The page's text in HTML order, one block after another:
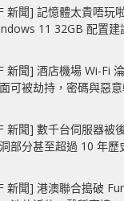
新聞] 記憶體太貴唔
11 32GB 配置建
新聞] 酒店機場 Wi-Fi
可被劫持，密碼與惡
新聞] 數千台伺服器
部分甚至超過 10 年歷
新聞] 港澳聯合搗破